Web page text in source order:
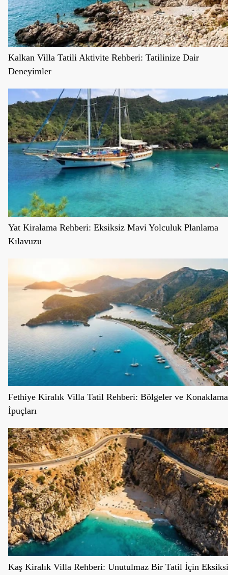
Kalkan Villa Tatili Aktivite Rehberi: Tatilinize Dair
Deneyimler
Yat Kiralama Rehberi: Eksiksiz Mavi Yolculuk Planlama
Kılavuzu
Fethiye Kiralık Villa Tatil Rehberi: Bölgeler ve Konaklama
İpuçları
Kaş Kiralık Villa Rehberi: Unutulmaz Bir Tatil İçin